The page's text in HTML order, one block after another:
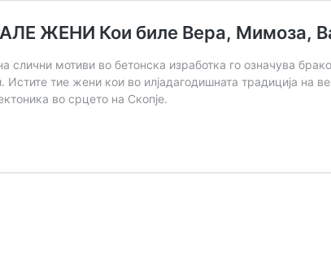
ЖЕНИ Кои биле Вера, Мимоза,
мотиви во бетонска изработка го означува
тие жени кои во илјадагодишната традиција на
во срцето на Скопје.